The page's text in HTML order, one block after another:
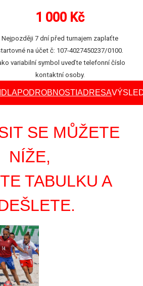
1 000 Kč
Nejpozději 7 dní před turnajem zaplaťte
na účet č: 107-4027450237/0100.
variabilní symbol uveďte telefonní číslo
kontaktní osoby.
PODROBNOSTI ADRESA
SE MŮŽETE
NÍŽE,
TABULKU A